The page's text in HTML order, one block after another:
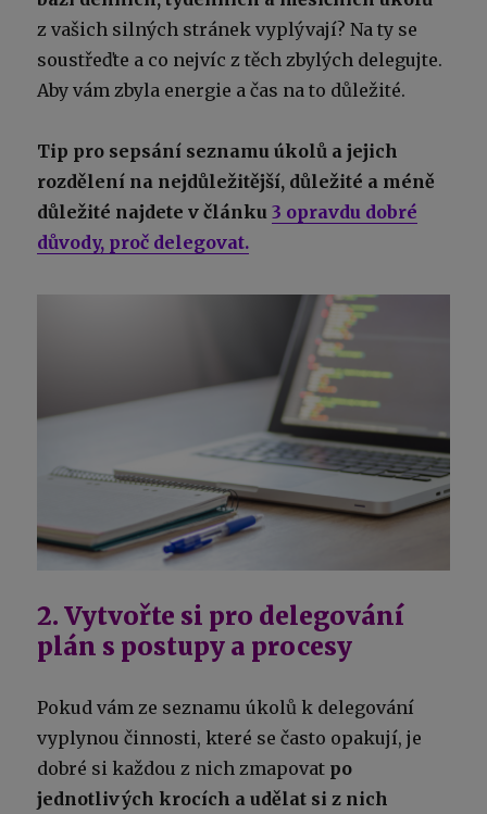
z vašich silných stránek vyplývají? Na ty se
soustřeďte a co nejvíc z těch zbylých delegujte.
Aby vám zbyla energie a čas na to důležité.
Tip pro sepsání seznamu úkolů a jejich
rozdělení na nejdůležitější, důležité a méně
důležité najdete v článku3 opravdu dobré
důvody, proč delegovat.
2. Vytvořte si pro delegování
plán s postupy a procesy
Pokud vám ze seznamu úkolů k delegování
vyplynou činnosti, které se často opakují, je
dobré si každou z nich zmapovat po
jednotlivých krocích a udělat si z nich